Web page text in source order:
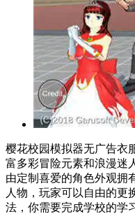
樱花校园模拟器无广告衣
富多彩冒险元素和浪漫迷
由定制喜爱的角色外观拥
人物，玩家可以自由的更
法，你需要完成学校的学